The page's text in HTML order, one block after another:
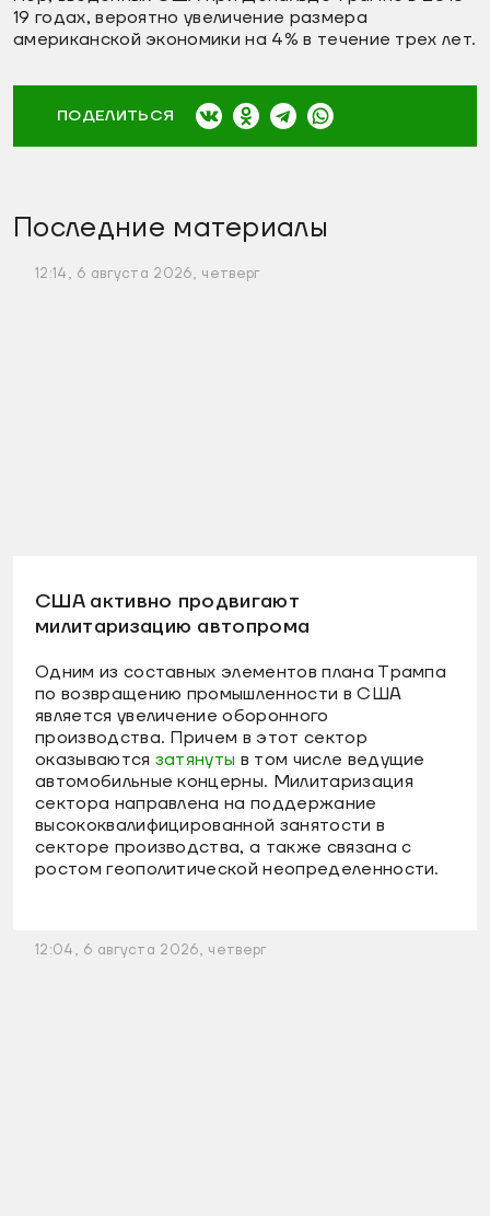
19 годах, вероятно увеличение размера
американской экономики на 4% в течение трех лет.
ПОДЕЛИТЬСЯ
Последние материалы
12:14, 6 августа 2026, четверг
США активно продвигают
милитаризацию автопрома
Одним из составных элементов плана Трампа
по возвращению промышленности в США
является увеличение оборонного
производства. Причем в этот сектор
оказываются затянуты в том числе ведущие
автомобильные концерны. Милитаризация
сектора направлена на поддержание
высококвалифицированной занятости в
секторе производства, а также связана с
ростом геополитической неопределенности.
12:04, 6 августа 2026, четверг